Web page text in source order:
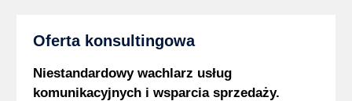
Oferta konsultingowa
Niestandardowy wachlarz usług
komunikacyjnych i wsparcia sprzedaży.